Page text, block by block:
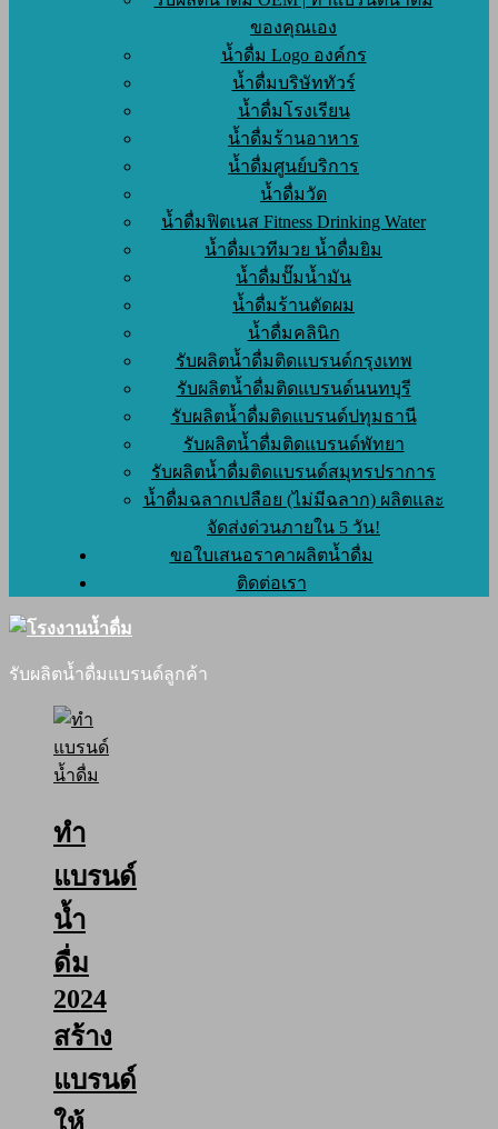
ของคุณเอง
น้ำดื่ม Logo องค์กร
น้ำดื่มบริษัททัวร์
น้ำดื่มโรงเรียน
น้ำดื่มร้านอาหาร
น้ำดื่มศูนย์บริการ
น้ำดื่มวัด
น้ำดื่มฟิตเนส Fitness Drinking Water
น้ำดื่มเวทีมวย น้ำดื่มยิม
น้ำดื่มปั๊มน้ำมัน
น้ำดื่มร้านตัดผม
น้ำดื่มคลินิก
รับผลิตน้ำดื่มติดแบรนด์กรุงเทพ
รับผลิตน้ำดื่มติดแบรนด์นนทบุรี
รับผลิตน้ำดื่มติดแบรนด์ปทุมธานี
รับผลิตน้ำดื่มติดแบรนด์พัทยา
รับผลิตน้ำดื่มติดแบรนด์สมุทรปราการ
น้ำดื่มฉลากเปลือย (ไม่มีฉลาก) ผลิตและ
จัดส่งด่วนภายใน 5 วัน!
ขอใบเสนอราคาผลิตน้ำดื่ม
ติดต่อเรา
รับผลิตน้ำดื่มแบรนด์ลูกค้า
ทำ
แบรนด์
น้ำ
ดื่ม
2024
สร้าง
แบรนด์